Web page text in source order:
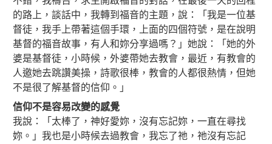
的路上，談話中，我轉到福音的主題，說：「我是一位基
督徒，我手上帶著這個手環，上面的四個符號，是在說明
基督的福音故事，有人和妳分享過嗎？」她說：「她的外
婆是基督徒，小時候，外婆帶她去教會，最近，有教會的
人邀她去跳讚美操，詩歌很棒，教會的人都很熱情，但她
不是很了解基督的信仰。」
信仰不是容易改變的感覺
我說：「太棒了，神好愛妳，沒有忘記妳，一直在尋找
妳。」我也是小時候去過教會，我忘了祂，祂沒有忘記